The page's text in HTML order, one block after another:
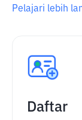
Pelajari lebih
Daftar